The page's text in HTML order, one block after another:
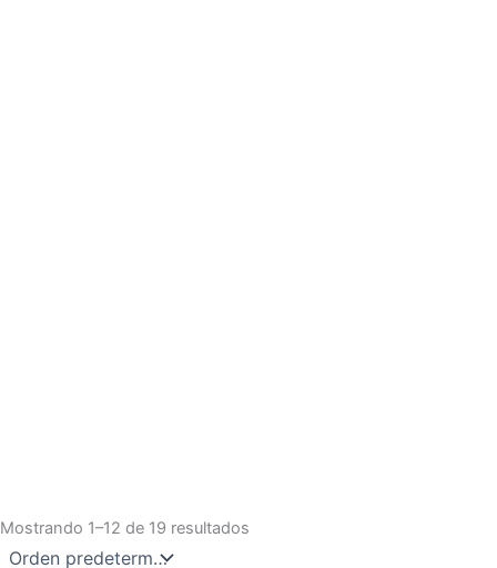
Mostrando 1–12 de 19 resultados